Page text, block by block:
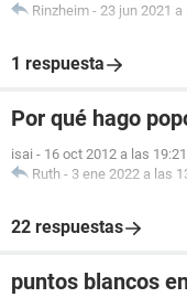
Rinzheim - 23 jun 2021 a
1 respuesta
Por qué hago
isai - 16 oct 2012 a las 19:21
Ruth - 3 ene 2022 a las
22 respuestas
puntos blancos